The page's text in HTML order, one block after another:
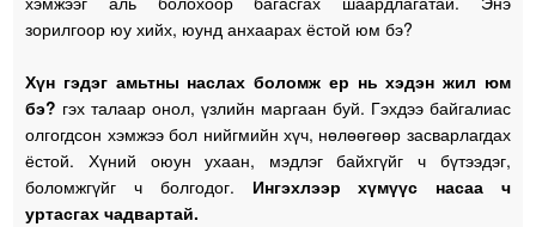
зорилгоор юу хийх, юунд анхаарах ёстой юм бэ?
Хүн гэдэг амьтны наслах боломж ер нь хэдэн жил юм
бэ? гэх талаар онол, үзлийн маргаан буй. Гэхдээ байгалиас
олгогдсон хэмжээ бол нийгмийн хүч, нөлөөгөөр засварлагдах
ёстой. Хүний оюун ухаан, мэдлэг байхгүйг ч бүтээдэг,
боломжгүйг ч болгодог. Ингэхлээр хүмүүс насаа ч
уртасгах чадвартай.